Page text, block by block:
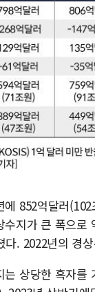
852억달러
지가 큰 폭으
다. 2022년의 경
상당한 흑자